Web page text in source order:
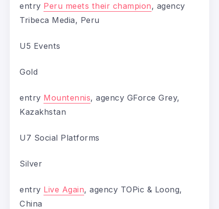
entry Peru meets their champion, agency
Tribeca Media, Peru
U5 Events
Gold
entry Mountennis, agency GForce Grey,
Kazakhstan
U7 Social Platforms
Silver
entry Live Again, agency TOPic & Loong,
China